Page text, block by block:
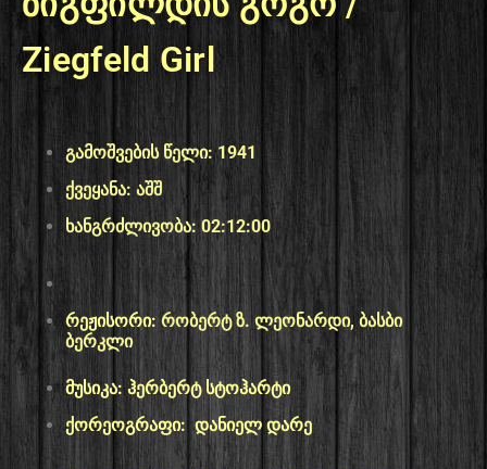
Ziegfeld Girl
გამოშვების წელი: 1941
ქვეყანა: აშშ
ხანგრძლივობა: 02:12:00
რეჟისორი: რობერტ ზ. ლეონარდი, ბასბი
ბერკლი
მუსიკა: ჰერბერტ სტოჰარტი
ქორეოგრაფი: დანიელ დარე